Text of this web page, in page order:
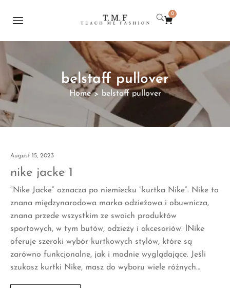
0
belstaff pullover
Home > belstaff pullover
August 15, 2023
nike jacke 1
“Nike Jacke” oznacza po niemiecku “kurtka Nike”. Nike to
znana międzynarodowa marka odzieżowa i obuwnicza,
znana przede wszystkim ze swoich produktów
sportowych, w tym butów, odzieży i akcesoriów. lNike
oferuje szeroki wybór kurtkowych stylów, które są
zarówno funkcjonalne, jak i modnie wyglądające. Jeśli
szukasz kurtki Nike, masz do wyboru wiele różnych…